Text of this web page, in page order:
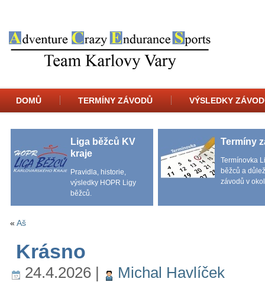
DOMŮ TERMÍNY ZÁVODŮ VÝSLEDKY
Liga běžců KV
kraje
Pravidla, historie,
výsledky HOPR Ligy
běžců.
Termíny
Termínovka
běžců a
závodů v
« Aš
Krásno
24.4.2026 |
Michal Havlíček